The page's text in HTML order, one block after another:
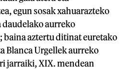
egun sosak xahuarazteko
aurreko
baina aztertu ditinat euretako
Blanca Urgellek aurreko
jarraiki, XIX. mendean